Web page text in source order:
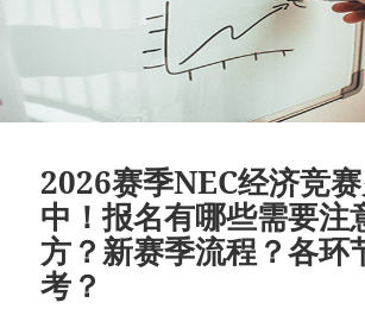
2026赛季NEC经济竞
中！报名有哪些需要注
方？新赛季流程？各环
考？